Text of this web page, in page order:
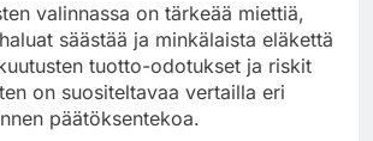
valinnassa on tärkeää miettiä,
säästää ja minkälaista eläkettä
tuotto-odotukset ja riskit
on suositeltavaa vertailla eri
päätöksentekoa.